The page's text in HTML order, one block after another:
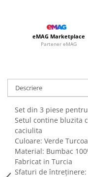
eMAG Marketplace
Partener eMAG
Descriere
Set din 3 piese
Setul contine bluzita
caciulita
Culoare: Verde
Material: Bumbac
Fabricat in Turcia
Sfaturi de întreținere: